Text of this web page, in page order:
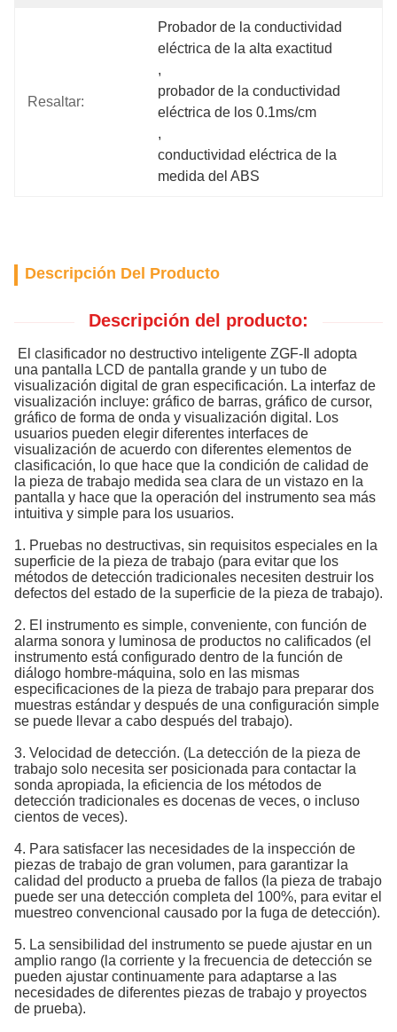
Resaltar:
Probador de la conductividad
eléctrica de la alta exactitud
,
probador de la conductividad
eléctrica de los 0.1ms/cm
,
conductividad eléctrica de la
medida del ABS
Descripción Del Producto
Descripción del producto:
El clasificador no destructivo inteligente ZGF-Ⅱ adopta
una pantalla LCD de pantalla grande y un tubo de
visualización digital de gran especificación. La interfaz de
visualización incluye: gráfico de barras, gráfico de cursor,
gráfico de forma de onda y visualización digital. Los
usuarios pueden elegir diferentes interfaces de
visualización de acuerdo con diferentes elementos de
clasificación, lo que hace que la condición de calidad de
la pieza de trabajo medida sea clara de un vistazo en la
pantalla y hace que la operación del instrumento sea más
intuitiva y simple para los usuarios.
1. Pruebas no destructivas, sin requisitos especiales en la
superficie de la pieza de trabajo (para evitar que los
métodos de detección tradicionales necesiten destruir los
defectos del estado de la superficie de la pieza de trabajo).
2. El instrumento es simple, conveniente, con función de
alarma sonora y luminosa de productos no calificados (el
instrumento está configurado dentro de la función de
diálogo hombre-máquina, solo en las mismas
especificaciones de la pieza de trabajo para preparar dos
muestras estándar y después de una configuración simple
se puede llevar a cabo después del trabajo).
3. Velocidad de detección. (La detección de la pieza de
trabajo solo necesita ser posicionada para contactar la
sonda apropiada, la eficiencia de los métodos de
detección tradicionales es docenas de veces, o incluso
cientos de veces).
4. Para satisfacer las necesidades de la inspección de
piezas de trabajo de gran volumen, para garantizar la
calidad del producto a prueba de fallos (la pieza de trabajo
puede ser una detección completa del 100%, para evitar el
muestreo convencional causado por la fuga de detección).
5. La sensibilidad del instrumento se puede ajustar en un
amplio rango (la corriente y la frecuencia de detección se
pueden ajustar continuamente para adaptarse a las
necesidades de diferentes piezas de trabajo y proyectos
de prueba).